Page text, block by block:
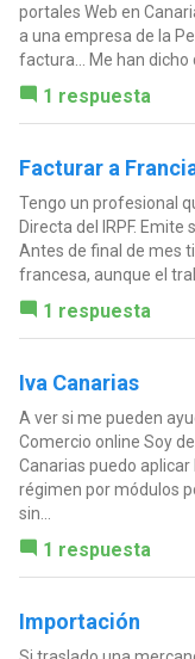
portales Web en
a una empresa de la
factura... Me han dicho
1 respuesta
Facturar a
Tengo un profesional
Directa del IRPF.
Antes de final de mes
francesa, aunque el
1 respuesta
Iva Canarias
A ver si me pueden
Comercio online Soy
Canarias puedo aplicar
régimen por módulos
sin...
1 respuesta
Importación